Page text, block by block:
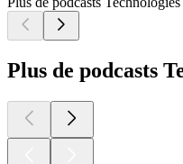
Accélérer vos services